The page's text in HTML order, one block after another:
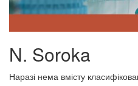
N. Soroka
Наразі нема вмісту